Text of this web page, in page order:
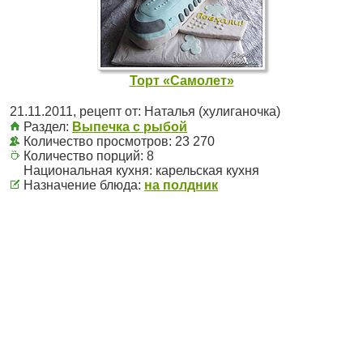
Торт «Самолет»
21.11.2011, рецепт от: Наталья (хулиганочка)
Раздел: Выпечка с рыбой
Количество просмотров: 23 270
Количество порций: 8
Национальная кухня: карельская кухня
Назначение блюда: на полдник